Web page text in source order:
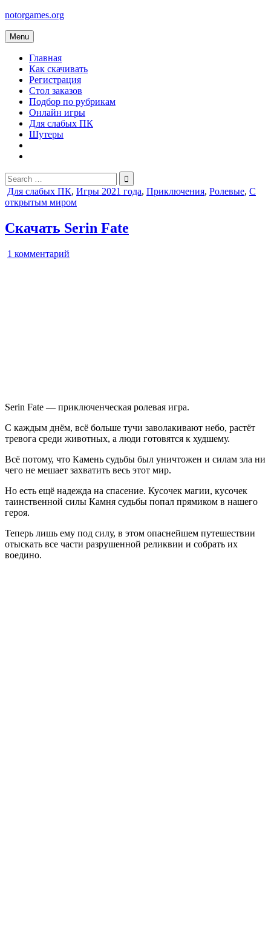
Skip
content
notorgames.org
Menu
Главная
Как скачивать
Регистрация
Стол заказов
Подбор по рубрикам
Онлайн игры
Для слабых ПК
Шутеры
Search
for:
Posted
in
Для слабых ПК, Игры 2021 года, Приключения, Ролевые, С
открытым миром
Скачать Serin Fate
1 комментарий
Serin Fate — приключенческая ролевая игра.
С каждым днём, всё больше тучи заволакивают небо, растёт
тревога среди животных, а люди готовятся к худшему.
Всё потому, что Камень судьбы был уничтожен и силам зла ни
чего не мешает захватить весь этот мир.
Но есть ещё надежда на спасение. Кусочек магии, кусочек
таинственной силы Камня судьбы попал прямиком в нашего
героя.
Теперь лишь ему под силу, в этом опаснейшем путешествии
отыскать все части разрушенной реликвии и собрать их
воедино.